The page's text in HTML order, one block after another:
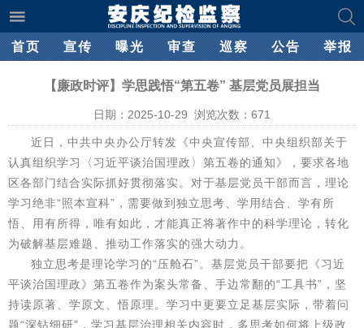
首页 宣传 曝光 审查 巡察 公告 举报
【廉政时评】学思践悟“第五卷” 基层党员展担当
日期：2025-10-29 浏览次数： 671
近日，中共中央办公厅转发《中央宣传部、中央组织部关于
认真组织学习〈习近平谈治国理政〉第五卷的通知》，要求各地
区各部门结合实际抓好贯彻落实。对于基层党员干部而言，理论
学习绝非“照本宣科”，需要做到独立思考、学用结合、学有所
悟、用有所得，唯有如此，才能真正将著作中的科学理论，转化
为破解基层难题、推动工作落实的强大动力。
独立思考是理论学习的“压舱石”。基层党员干部要把《习近
平谈治国理政》第五卷作为案头常备、手边常翻的“工具书”，坚
持读原著、学原文、悟原理。学习中更要立足基层实际，带着问
题“深钻细研”，学习基层治理相关内容时，多思考如何将上级政